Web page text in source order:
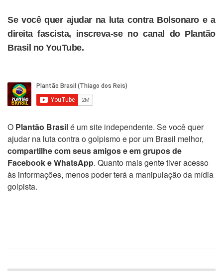
Se você quer ajudar na luta contra Bolsonaro e a
direita fascista, inscreva-se no canal do Plantão
Brasil no YouTube.
O Plantão Brasilé um site independente. Se você quer
ajudar na luta contra o golpismo e por um Brasil melhor,
compartilhe com seus amigos e em grupos de
Facebook e WhatsApp. Quanto mais gente tiver acesso
às informações, menos poder terá a manipulação da mídia
golpista.